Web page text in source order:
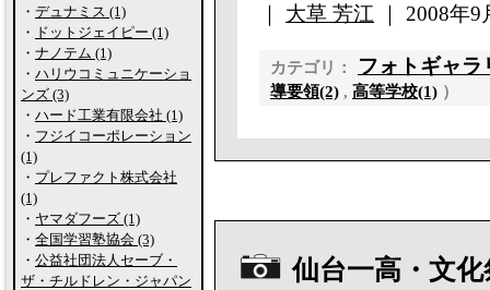
大草 芳江 ｜ 2008年
カテゴリ： フォトギャラ
導要領(2) , 高等学校(1) ）
仙台一高・文
・ デュナミス (1)
・ ドットジェイピー (1)
・ ナノテム (1)
・ ハリウコミュニケーショ
ンズ (3)
・ ハード工業有限会社 (1)
・ フジイコーポレーション
(1)
・ プレファクト株式会社
(1)
・ ヤマダフーズ (1)
・ 全国学習塾協会 (3)
・ 公益社団法人セーブ・
ザ・チルドレン・ジャパン